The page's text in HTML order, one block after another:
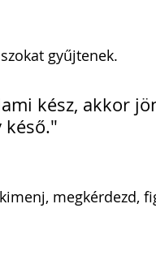
gyűjtenek.
kész, akkor
késő."
megkérdezd,